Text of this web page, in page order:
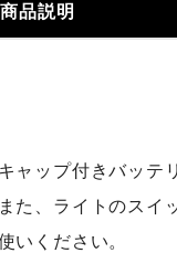
商品説明
ャップ付きバッテ
た、ライトのスイ
いください。